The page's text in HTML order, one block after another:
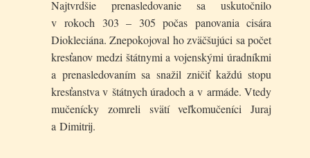
Najtvrd­šie prenasledovanie sa uskutočnilo
v rokoch 303 – 305 počas panovania cisára
Diokleciána. Znepokojoval ho zväčšujúci sa počet
kresťanov medzi štátnymi a vojenskými úradníkmi
a prenasledovaním sa snažil zničiť každú stopu
kresťanstva v štátnych úradoch a v armáde. Vtedy
mučenícky zomreli svätí veľkomučeníci Juraj
a Dimitrij.